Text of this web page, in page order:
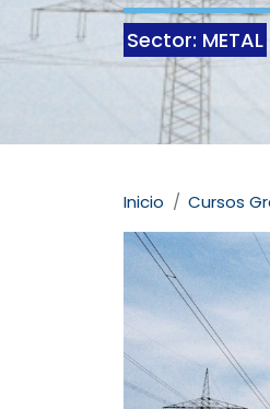
Sector: METAL
Inicio Cursos